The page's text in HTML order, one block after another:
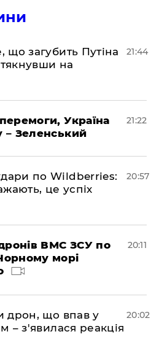
що загубить Путіна
на
21:44
Україна
– Зеленський
21:22
по Wildberries:
це успіх
20:57
ВМС ЗСУ по
морі
20:11
дрон, що впав у
– з'явилася реакція
20:02